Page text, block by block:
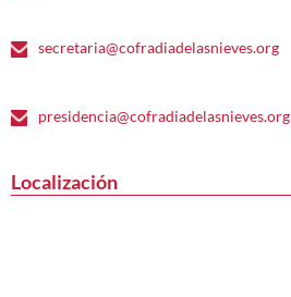
secretaria@cofradiadelasnieves.org
presidencia@cofradiadelasnieves.org
Localización